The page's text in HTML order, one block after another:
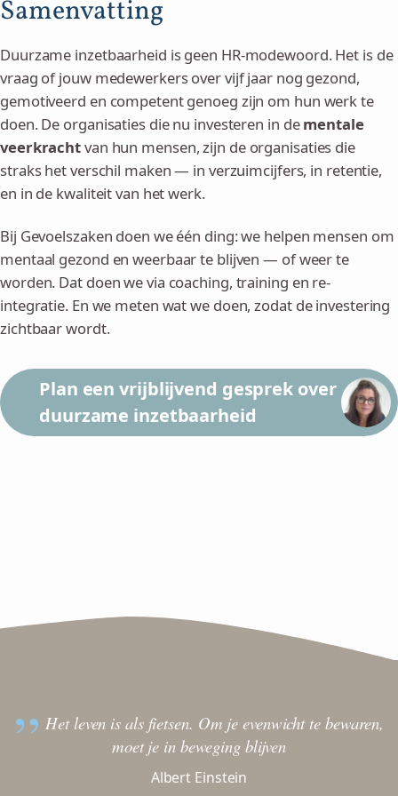
werkplek en het bieden van loopbaan- en ontwikkeladviezen.
Coaching en training gericht op mentale veerkracht kunnen hier
goed onder vallen. Neem contact met ons op voor een
vrijblijvend gesprek over de mogelijkheden voor jouw
organisatie.
van ziekte. Bij Gevoelszaken werken we rolzuiver samen met
zitten, en zij niet op de onze.
effectief is als coaching op locatie. Dit verlaagt de drempel voor
ongeacht locatie of werkrooster.
Samenvatting
Duurzame inzetbaarheid is geen HR-modewoord. Het is de
vraag of jouw medewerkers over vijf jaar nog gezond,
gemotiveerd en competent genoeg zijn om hun werk te
doen. De organisaties die nu investeren in dementale
veerkrachtvan hun mensen, zijn de organisaties die
straks het verschil maken — in verzuimcijfers, in retentie,
en in de kwaliteit van het werk.
Bij Gevoelszaken doen we één ding: we helpen mensen om
mentaal gezond en weerbaar te blijven — of weer te
worden. Dat doen we via coaching, training en re-
integratie. En we meten wat we doen, zodat de investering
zichtbaar wordt.
Plan een vrijblijvend gesprek over
duurzame inzetbaarheid
Het leven is als fietsen. Om je evenwicht te bewaren,
moet je in beweging blijven
Albert Einstein